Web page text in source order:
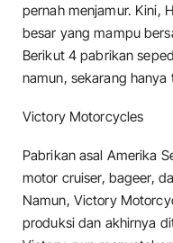
pernah menjamur. Kini,
besar yang mampu
Berikut 4 pabrikan
namun, sekarang hanya
Victory Motorcycles
Pabrikan asal Amerika
motor cruiser, bageer,
Namun, Victory
produksi dan akhirnya